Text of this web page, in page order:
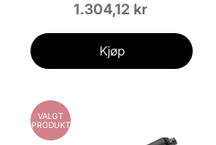
1.304,12 kr
Kjøp
VALGT
PRODUKT